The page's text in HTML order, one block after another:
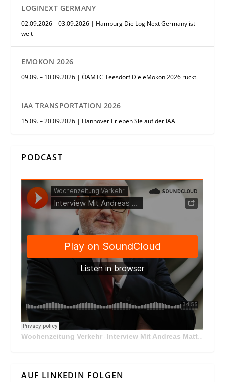
LOGINEXT GERMANY
02.09.2026 – 03.09.2026 | Hamburg Die LogiNext Germany ist
weit
EMOKON 2026
09.09. – 10.09.2026 | ÖAMTC Teesdorf Die eMokon 2026 rückt
IAA TRANSPORTATION 2026
15.09. – 20.09.2026 | Hannover Erleben Sie auf der IAA
PODCAST
Wochenzeitung Verkehr · Interview Mit Andreas Matthä, CEO der ÖBB Holding
AUF LINKEDIN FOLGEN